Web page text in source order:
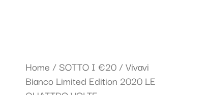
Home /SOTTO I €20/ Vivavi
Bianco Limited Edition 2020 LE